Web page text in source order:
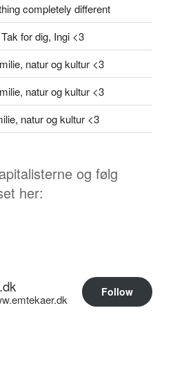
completely different
Tak for dig, Ingi <3
natur og kultur <3
natur og kultur <3
natur og kultur <3
og følg
her:
Follow